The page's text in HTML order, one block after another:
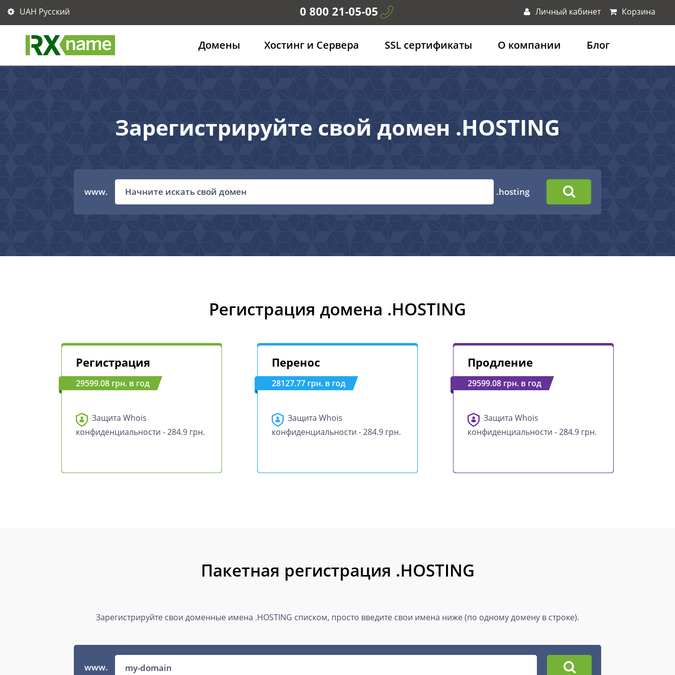
UAH Русский 0 800 21-05-05 Личный кабинет Корзина
Домены Хостинг и Сервера SSL сертификаты О компании Блог
Зарегистрируйте свой домен .HOSTING
www. .hosting
Регистрация домена .HOSTING
Регистрация
29599.08 грн. в год
Защита Whois
конфиденциальности - 284.9 грн.
Перенос
28127.77 грн. в год
Защита Whois
конфиденциальности - 284.9 грн.
Продление
29599.08 грн. в год
Защита Whois
конфиденциальности - 284.9 грн.
Пакетная регистрация .HOSTING
Зарегистрируйте свои доменные имена .HOSTING списком, просто введите свои имена ниже (по одному домену в строке).
www.